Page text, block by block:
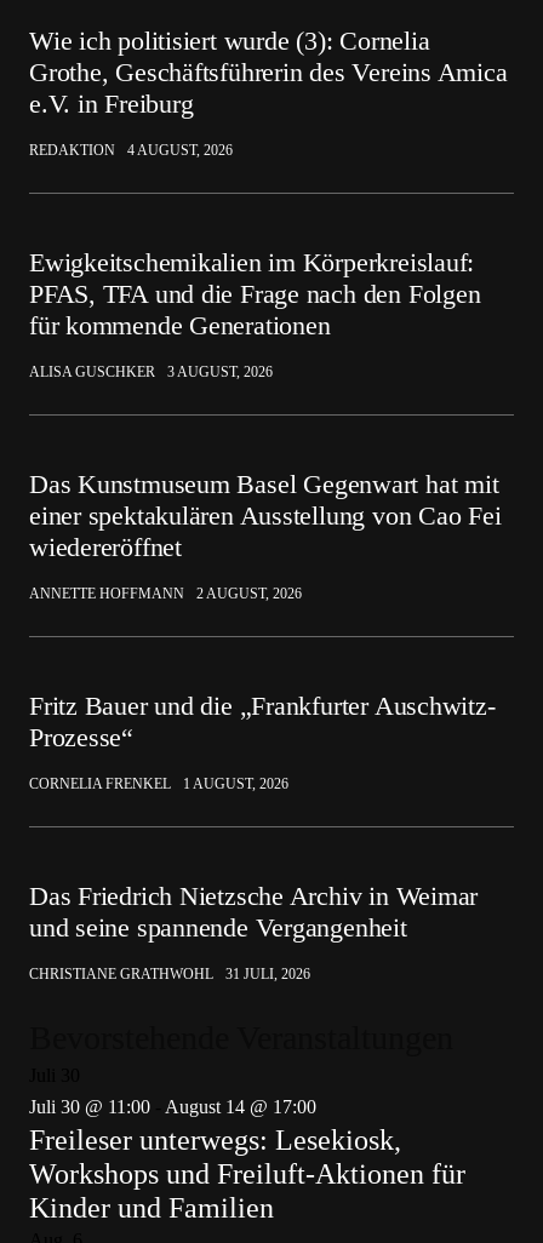
Wie ich politisiert wurde (3): Cornelia
Grothe, Geschäftsführerin des Vereins Amica
e.V. in Freiburg
REDAKTION 4 AUGUST, 2026
Ewigkeitschemikalien im Körperkreislauf:
PFAS, TFA und die Frage nach den Folgen
für kommende Generationen
ALISA GUSCHKER 3 AUGUST, 2026
Das Kunstmuseum Basel Gegenwart hat mit
einer spektakulären Ausstellung von Cao Fei
wiedereröffnet
ANNETTE HOFFMANN 2 AUGUST, 2026
Fritz Bauer und die „Frankfurter Auschwitz-
Prozesse“
CORNELIA FRENKEL 1 AUGUST, 2026
Das Friedrich Nietzsche Archiv in Weimar
und seine spannende Vergangenheit
CHRISTIANE GRATHWOHL 31 JULI, 2026
Juli 30 @ 11:00
August 14 @ 17:00
Freileser unterwegs: Lesekiosk,
Workshops und Freiluft-Aktionen für
Kinder und Familien